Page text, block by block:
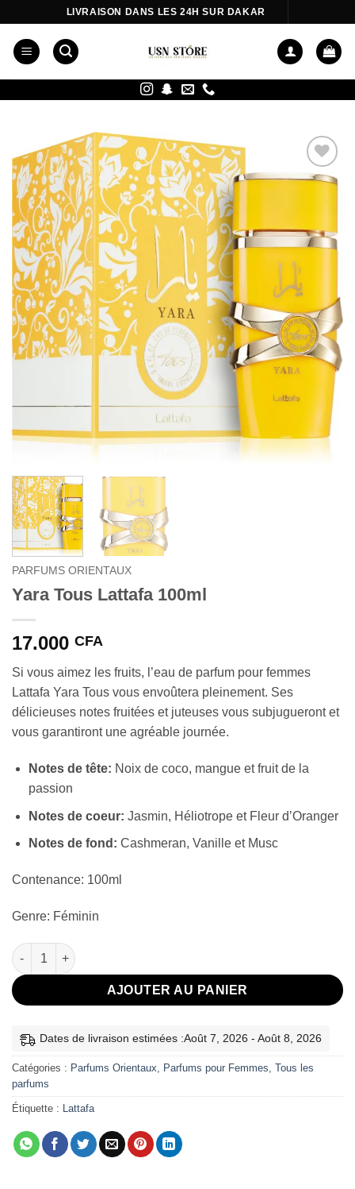
contenu
LIVRAISON DANS LES 24H SUR DAKAR
Ajouter
PARFUMS ORIENTAUX
Yara Tous Lattafa 100ml
17.000 CFA
Si vous aimez les fruits, l’eau de parfum pour femmes
Lattafa Yara Tous vous envoûtera pleinement. Ses
délicieuses notes fruitées et juteuses vous subjugueront et
vous garantiront une agréable journée.
Notes de tête: Noix de coco, mangue et fruit de la
passion
Notes de coeur: Jasmin, Héliotrope et Fleur d’Oranger
Notes de fond: Cashmeran, Vanille et Musc
Contenance: 100ml
Genre: Féminin
quantité de Yara Tous Lattafa 100ml
AJOUTER AU PANIER
Dates de livraison estimées :Août 7, 2026 - Août 8, 2026
Catégories : Parfums Orientaux Parfums pour Femmes Tous les
parfums
Étiquette : Lattafa